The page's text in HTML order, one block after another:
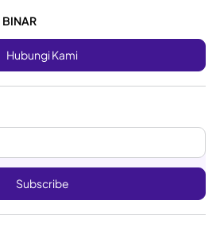
Hubungi Kami